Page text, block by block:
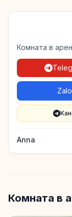
Комната в
Zalo
Anna
Комната в